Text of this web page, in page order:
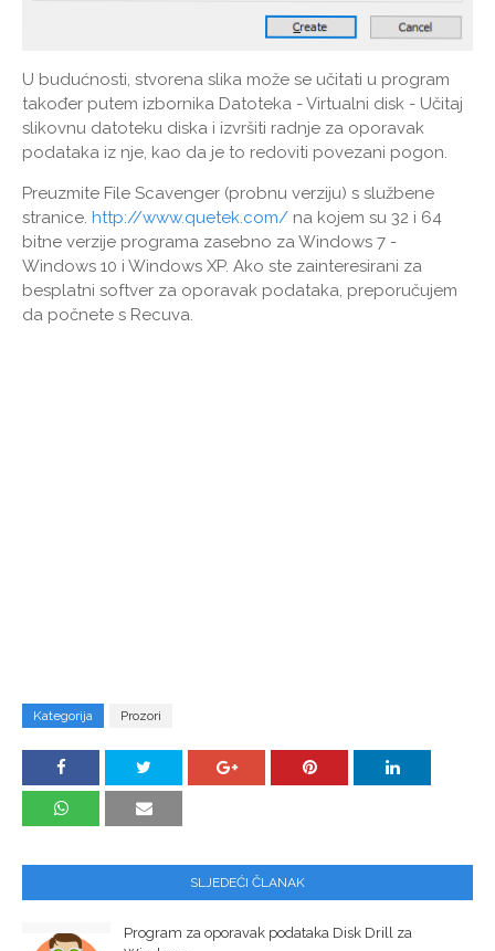
U budućnosti, stvorena slika može se učitati u program
također putem izbornika Datoteka - Virtualni disk - Učitaj
slikovnu datoteku diska i izvršiti radnje za oporavak
podataka iz nje, kao da je to redoviti povezani pogon.
Preuzmite File Scavenger (probnu verziju) s službene
stranice. http://www.quetek.com/ na kojem su 32 i 64
bitne verzije programa zasebno za Windows 7 -
Windows 10 i Windows XP. Ako ste zainteresirani za
besplatni softver za oporavak podataka, preporučujem
da počnete s Recuva.
Kategorija Prozori
SLJEDEĆI ČLANAK
Program za oporavak podataka Disk Drill za